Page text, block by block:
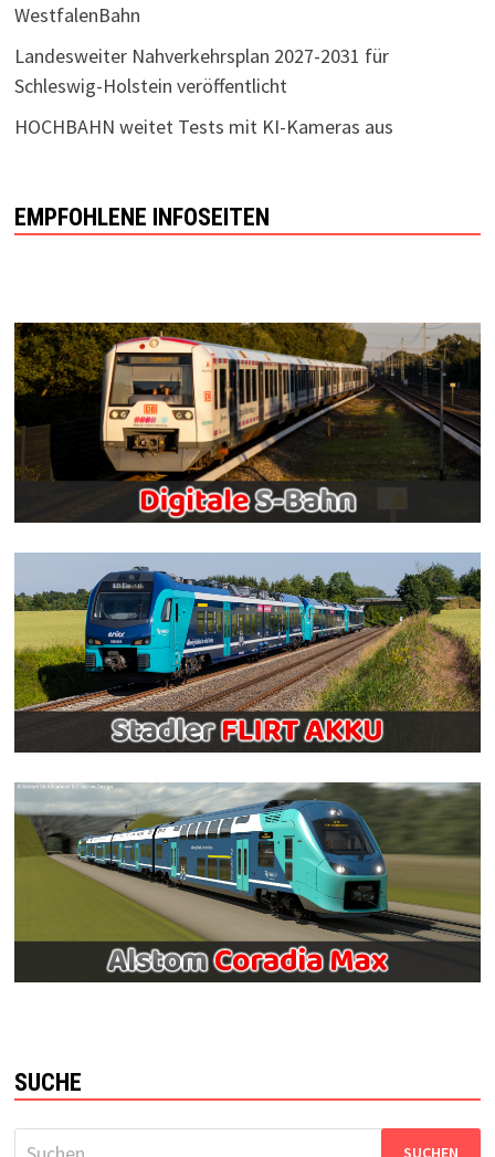
WestfalenBahn
Landesweiter Nahverkehrsplan 2027-2031 für
Schleswig-Holstein veröffentlicht
HOCHBAHN weitet Tests mit KI-Kameras aus
EMPFOHLENE INFOSEITEN
SUCHE
Suchen